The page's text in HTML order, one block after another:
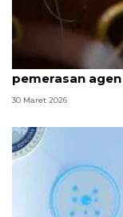
8 ASN
pemerasan agen
30 Maret 2026